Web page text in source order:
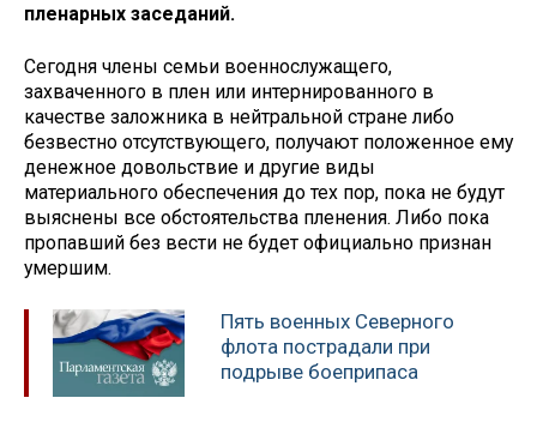
пленарных заседаний.
Сегодня члены семьи военнослужащего,
захваченного в плен или интернированного в
качестве заложника в нейтральной стране либо
безвестно отсутствующего, получают положенное ему
денежное довольствие и другие виды
материального обеспечения до тех пор, пока не будут
выяснены все обстоятельства пленения. Либо пока
пропавший без вести не будет официально признан
умершим.
Пять военных Северного
флота пострадали при
подрыве боеприпаса